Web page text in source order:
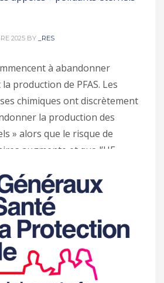
2025 BY _RES
à abandonner
production de PFAS. Les
chimiques ont discrètement
la production des
» alors que le risque de
augmente et que l’UE
des restrictions importantes
Le groupe de produits
sous le nom de PFAS,
DU RES